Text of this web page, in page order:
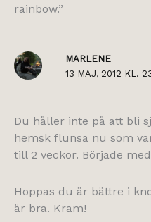
rainbow.”
MARLENE
13 MAJ, 2012 KL.
Du håller inte på att bli
hemsk flunsa nu som
till 2 veckor. Började
Hoppas du är bättre i
är bra. Kram!